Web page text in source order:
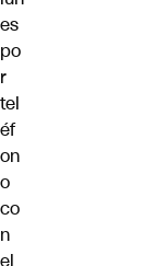
es
po
r
tel
éf
on
o
co
n
el